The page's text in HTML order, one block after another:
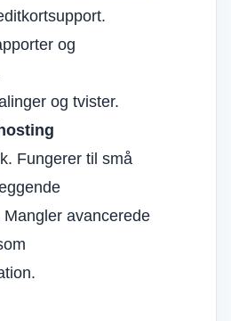
og
og tvister.
Fungerer til små
avancerede